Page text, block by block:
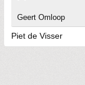
Geert Omloop
Piet de Visser